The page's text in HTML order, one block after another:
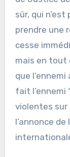
sûr, qui
prendre une
cesse
mais en tout
que
fait l’ennemi
violentes sur
l’annonce